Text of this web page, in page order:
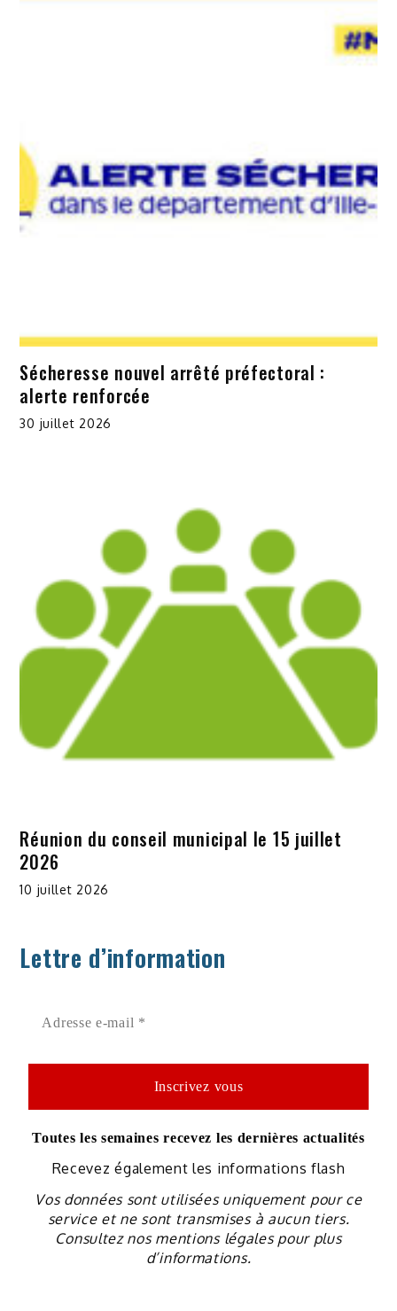
Sécheresse nouvel arrêté préfectoral :
alerte renforcée
30 juillet 2026
Réunion du conseil municipal le 15 juillet
2026
10 juillet 2026
Lettre d’information
Toutes les semaines recevez les dernières actualités
Recevez également les informations flash
Vos données sont utilisées uniquement pour ce
service et ne sont transmises à aucun tiers.
Consultez nos mentions légales pour plus
d’informations.